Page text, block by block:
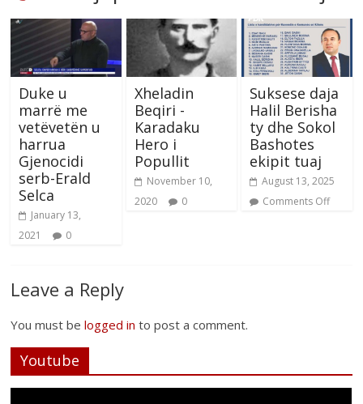
Duke u
marrë me
vetëvetën u
harrua
Gjenocidi
serb-Erald
Selca
January 13,
2021
0
Xheladin
Beqiri -
Karadaku
Hero i
Popullit
November 10,
2020
0
Suksese daja
Halil Berisha
ty dhe Sokol
Bashotes
ekipit tuaj
August 13, 2025
Comments Off
Leave a Reply
You must belogged in to post a comment.
Youtube